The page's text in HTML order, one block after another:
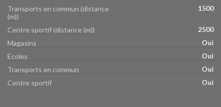
Transports en commun (distance
(m))
1500
Centre sportif (distance (m))
2500
Magasins
Oui
Ecoles
Oui
Transports en commun
Oui
Centre sportif
Oui